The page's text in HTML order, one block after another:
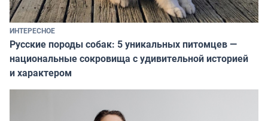
ИНТЕРЕСНОЕ
Русские породы собак: 5 уникальных питомцев —
национальные сокровища с удивительной историей
и характером